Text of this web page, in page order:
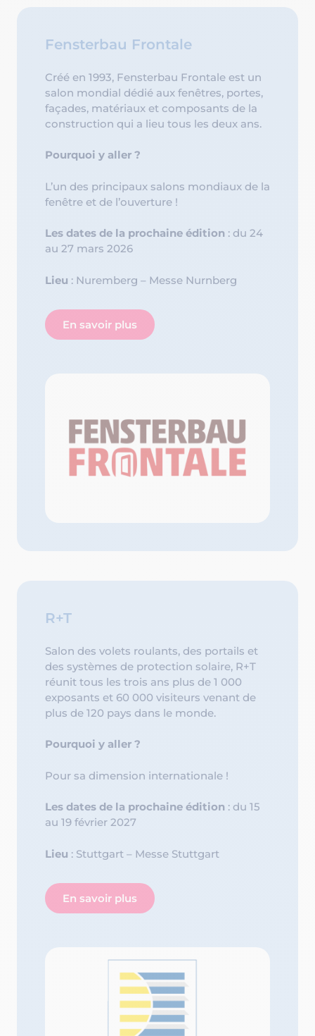
Fensterbau Frontale
Créé en 1993, Fensterbau Frontale est un
salon mondial dédié aux fenêtres, portes,
façades, matériaux et composants de la
construction qui a lieu tous les deux ans.
Pourquoi y aller ?
L’un des principaux salons mondiaux de la
fenêtre et de l’ouverture !
Les dates de la prochaine édition : du 24
au 27 mars 2026
Lieu : Nuremberg – Messe Nurnberg
En savoir plus
R+T
Salon des volets roulants, des portails et
des systèmes de protection solaire, R+T
réunit tous les trois ans plus de 1 000
exposants et 60 000 visiteurs venant de
plus de 120 pays dans le monde.
Pourquoi y aller ?
Pour sa dimension internationale !
Les dates de la prochaine édition : du 15
au 19 février 2027
Lieu : Stuttgart – Messe Stuttgart
En savoir plus